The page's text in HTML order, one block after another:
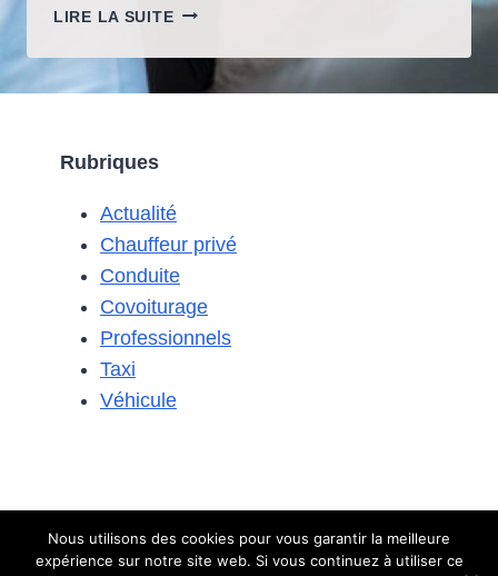
LIRE LA SUITEQUAND
COVOITURAGE
EST-
DÉPLACEMENTS
PROFESSIONNELS
Rubriques
Actualité
Chauffeur privé
Conduite
Covoiturage
Professionnels
Taxi
Véhicule
Nous utilisons des cookies pour vous garantir la meilleure
expérience sur notre site web. Si vous continuez à utiliser ce